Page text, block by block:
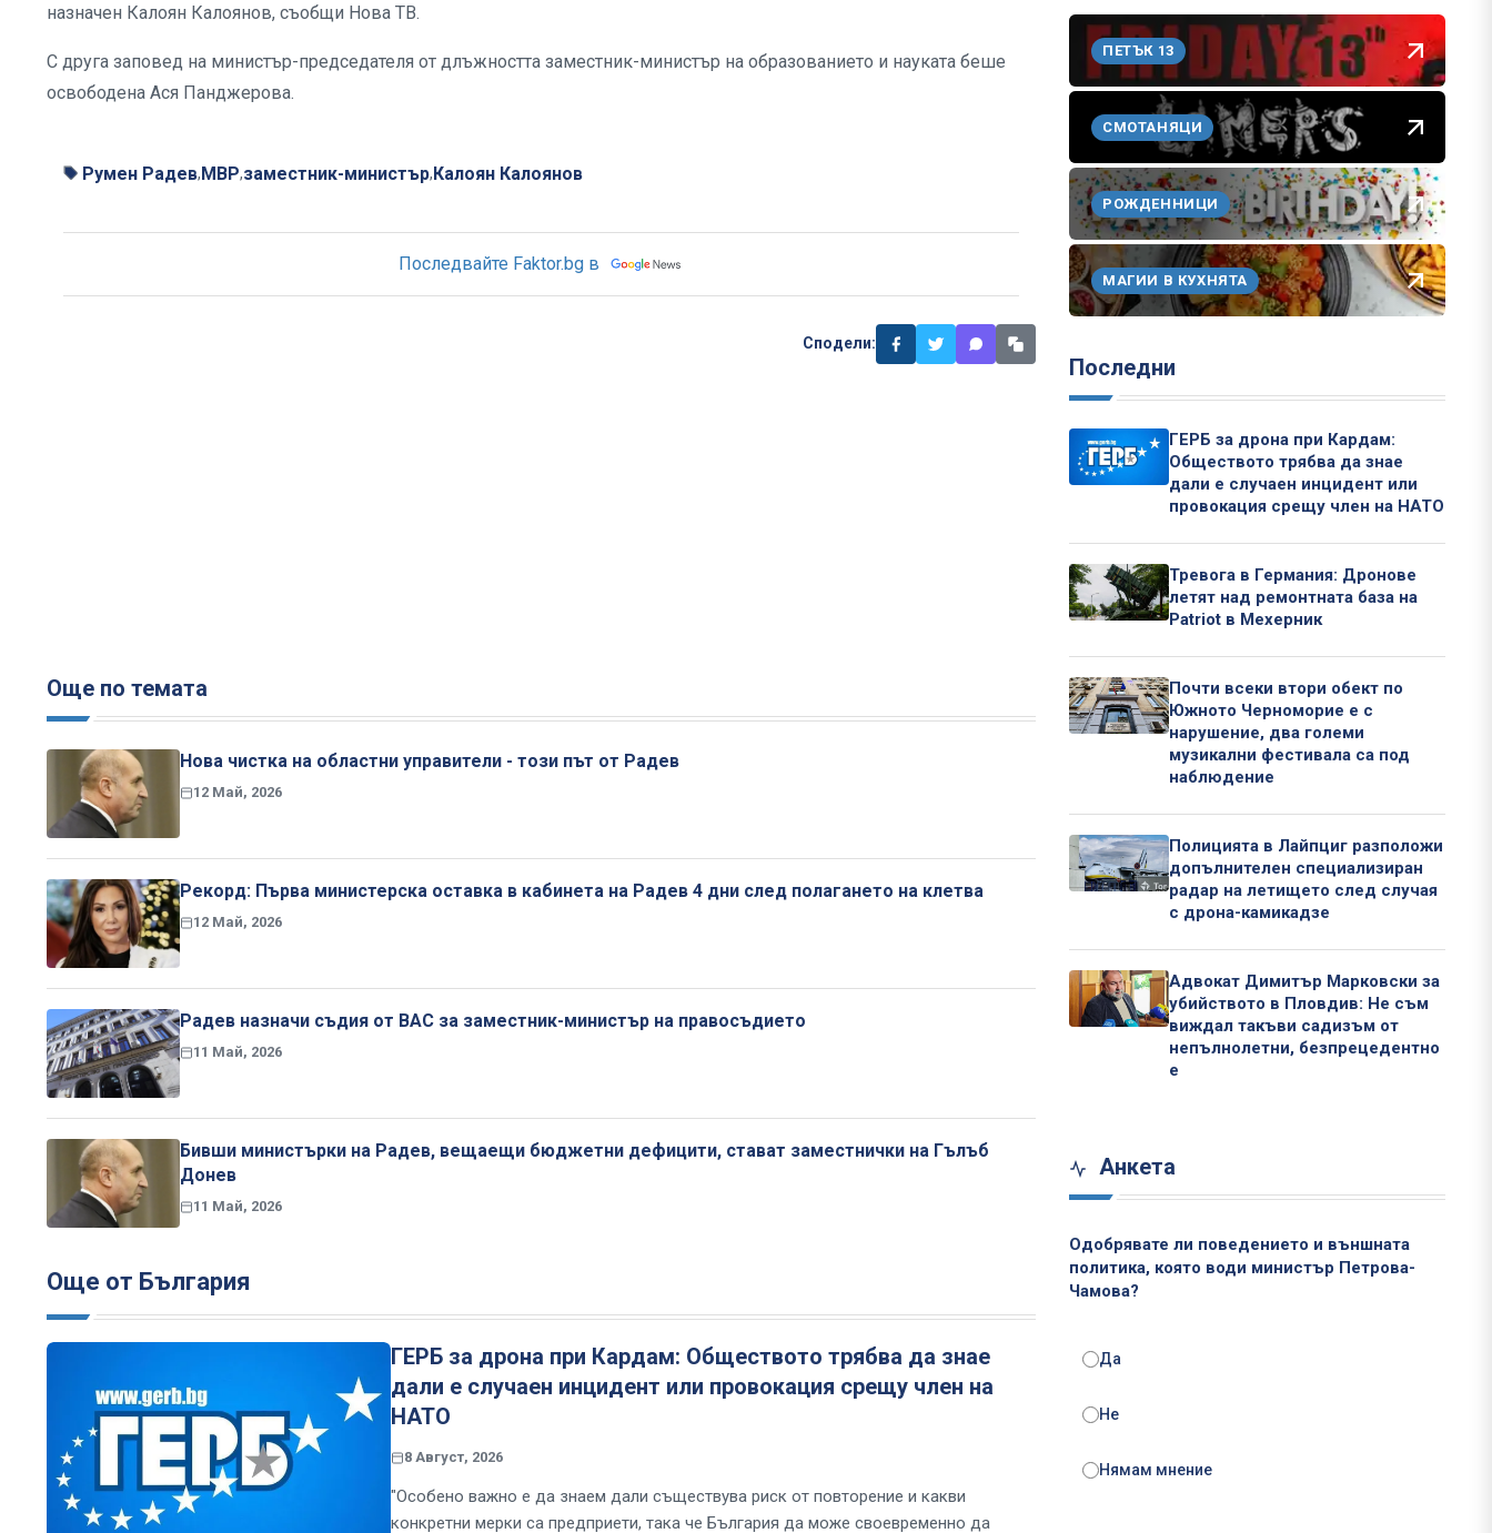
назначен Калоян Калоянов, съобщи Нова ТВ.
С друга заповед на министър-председателя от длъжността заместник-министър на образованието и науката беше
освободена Ася Панджерова.
Румен Радев,МВР,заместник-министър,Калоян Калоянов
Последвайте Faktor.bg в
Сподели:
Още по темата
Нова чистка на областни управители - този път от Радев
12 Май, 2026
Рекорд: Първа министерска оставка в кабинета на Радев 4 дни след полагането на клетва
12 Май, 2026
Радев назначи съдия от ВАС за заместник-министър на правосъдието
11 Май, 2026
Бивши министърки на Радев, вещаещи бюджетни дефицити, стават заместнички на Гълъб
Донев
11 Май, 2026
Още от България
ГЕРБ за дрона при Кардам: Обществото трябва да знае
дали е случаен инцидент или провокация срещу член на
НАТО
8 Август, 2026
"Особено важно е да знаем дали съществува риск от повторение и какви
конкретни мерки са предприети, така че България да може своевременно да
ПЕТЪК 13
СМОТАНЯЦИ
РОЖДЕННИЦИ
МАГИИ В КУХНЯТА
Последни
ГЕРБ за дрона при Кардам:
Обществото трябва да знае
дали е случаен инцидент или
провокация срещу член на НАТО
Тревога в Германия: Дронове
летят над ремонтната база на
Patriot в Мехерник
Почти всеки втори обект по
Южното Черноморие е с
нарушение, два големи
музикални фестивала са под
наблюдение
Полицията в Лайпциг разположи
допълнителен специализиран
радар на летището след случая
с дрона-камикадзе
Адвокат Димитър Марковски за
убийството в Пловдив: Не съм
виждал такъви садизъм от
непълнолетни, безпрецедентно
е
Анкета
Одобрявате ли поведението и външната
политика, която води министър Петрова-
Чамова?
Да
Не
Нямам мнение